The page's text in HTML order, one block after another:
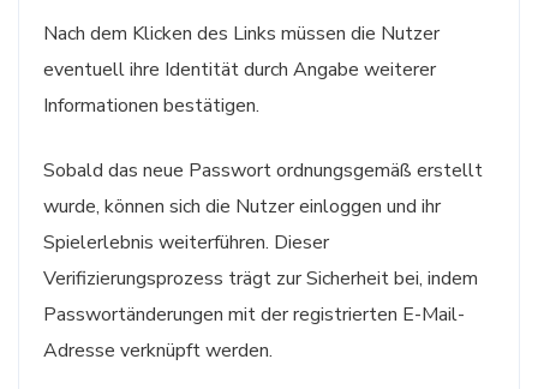
Nach dem Klicken des Links müssen die Nutzer
eventuell ihre Identität durch Angabe weiterer
Informationen bestätigen.
Sobald das neue Passwort ordnungsgemäß erstellt
wurde, können sich die Nutzer einloggen und ihr
Spielerlebnis weiterführen. Dieser
Verifizierungsprozess trägt zur Sicherheit bei, indem
Passwortänderungen mit der registrierten E-Mail-
Adresse verknüpft werden.